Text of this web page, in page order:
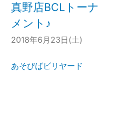
真野店BCLトーナ
メント♪
2018年6月23日(土)
あそびばビリヤード